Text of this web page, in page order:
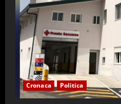
Cronaca Politica